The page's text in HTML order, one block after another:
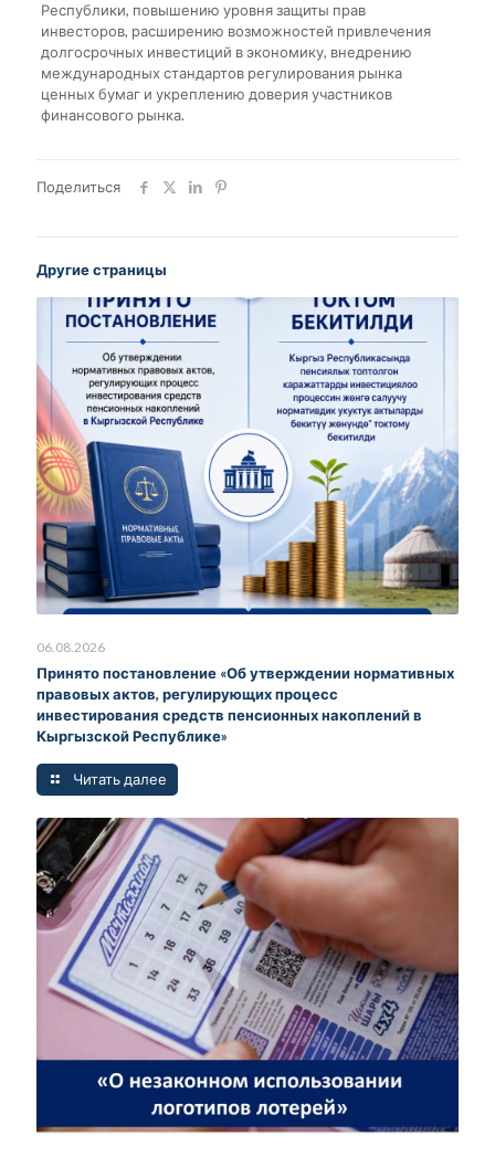
Республики, повышению уровня защиты прав
инвесторов, расширению возможностей привлечения
долгосрочных инвестиций в экономику, внедрению
международных стандартов регулирования рынка
ценных бумаг и укреплению доверия участников
финансового рынка.
Поделиться
Другие страницы
06.08.2026
Принято постановление «Об утверждении нормативных
правовых актов, регулирующих процесс
инвестирования средств пенсионных накоплений в
Кыргызской Республике»
Читать далее